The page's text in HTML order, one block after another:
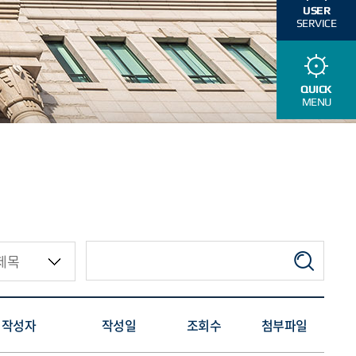
USER
SERVICE
QUICK
MENU
작성자 작성일 조회수 첨부파일